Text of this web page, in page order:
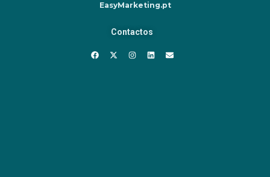
EasyMarketing.pt
Contactos